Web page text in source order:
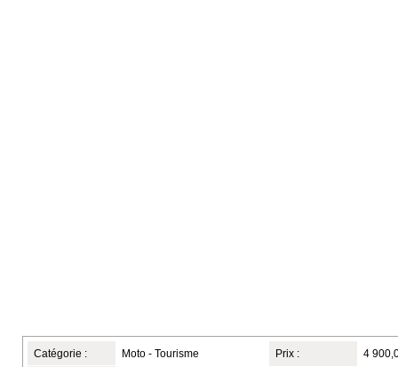
Catégorie : Moto - Tourisme Prix : 4